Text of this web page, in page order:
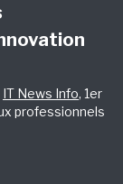
IT News Info, 1er
professionnels